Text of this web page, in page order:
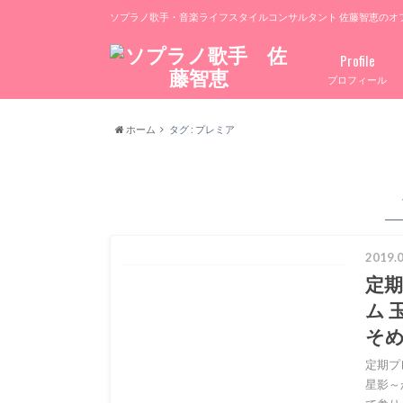
ソプラノ歌手・音楽ライフスタイルコンサルタント 佐藤智恵のオ
プロフィール
Profile
ホーム タグ : プレミア
定
ム
そ
定期
星影